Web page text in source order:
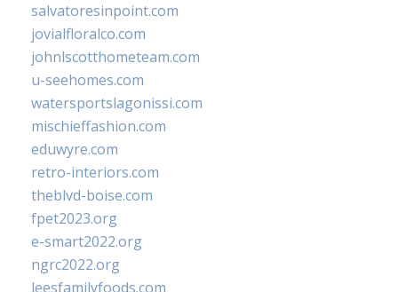
salvatoresinpoint.com
jovialfloralco.com
johnlscotthometeam.com
u-seehomes.com
watersportslagonissi.com
mischieffashion.com
eduwyre.com
retro-interiors.com
theblvd-boise.com
fpet2023.org
e-smart2022.org
ngrc2022.org
leesfamilyfoods.com